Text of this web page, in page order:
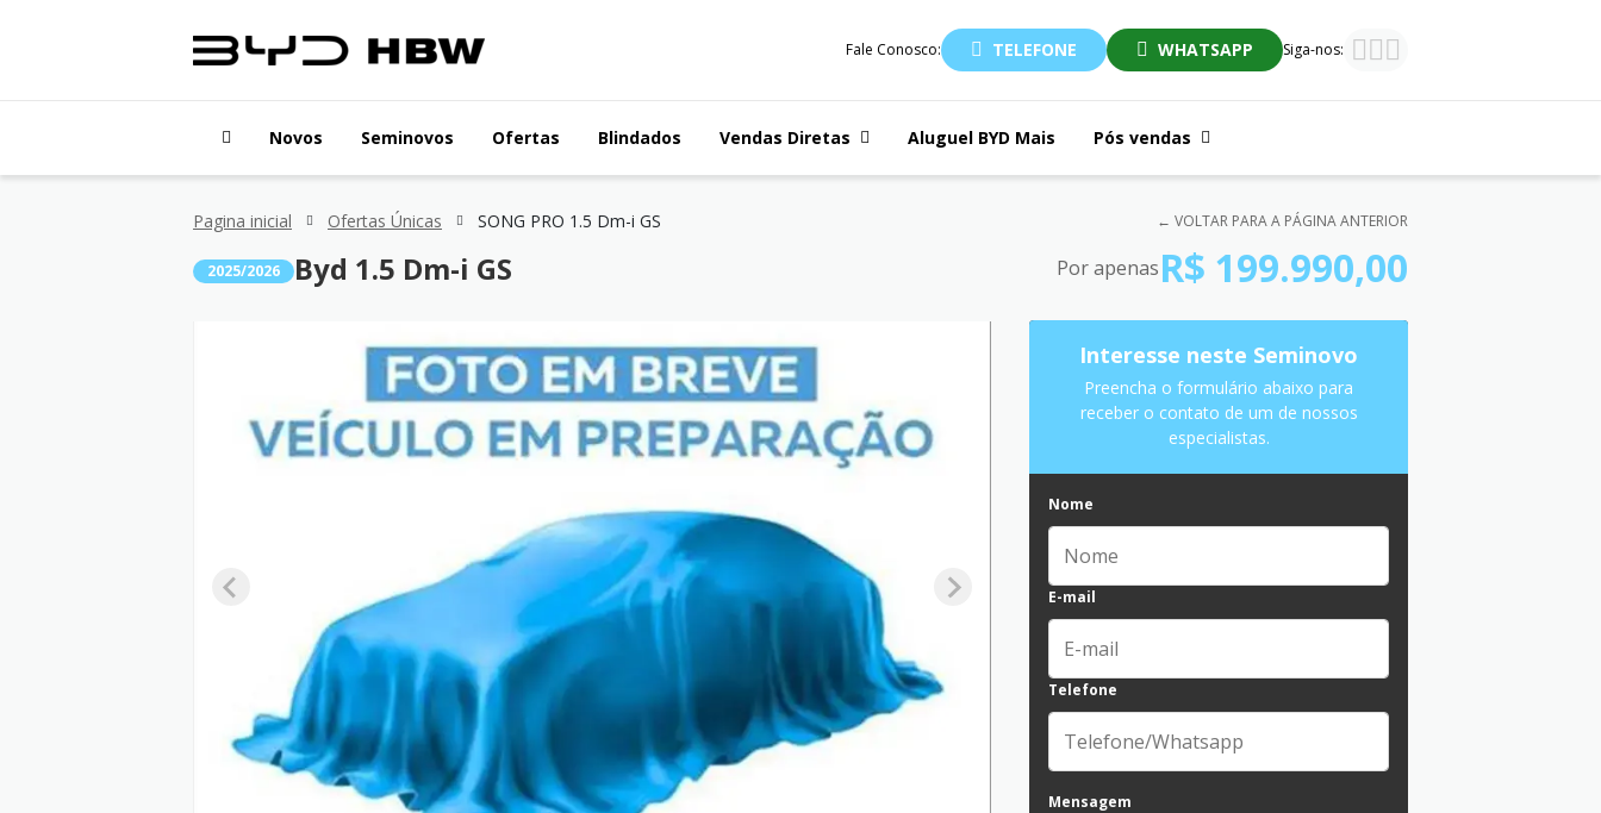
Fale Conosco: TELEFONE WHATSAPP Siga-nos:
Novos Seminovos Ofertas Blindados Vendas Diretas Aluguel BYD Mais Pós vendas
Pagina inicial Ofertas Únicas SONG PRO 1.5 Dm-i GS ← VOLTAR PARA A PÁGINA ANTERIOR
2025/2026 Byd 1.5 Dm-i GS Por apenasR$ 199.990,00
Interesse neste Seminovo
Preencha o formulário abaixo para
receber o contato de um de nossos
especialistas.
Nome
E-mail
Telefone
Mensagem